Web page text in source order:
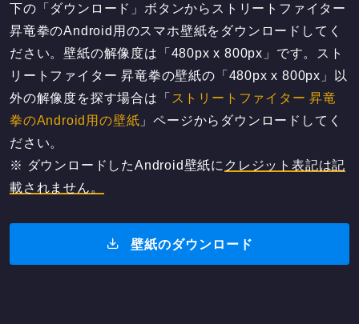
下の「ダウンロード」ボタンからストリートファイター
昇竜拳のAndroid用のスマホ壁紙をダウンロードしてく
ださい。壁紙の解像度は「480px x 800px」です。スト
リートファイター 昇竜拳の壁紙の「480px x 800px」以
外の解像度を探す場合は「 ストリートファイター 昇竜
拳のAndroid用の壁紙 」ページからダウンロードしてく
ださい。
※ ダウンロードしたAndroid壁紙に クレジット表記は記
載されません。
壁紙のダウンロード